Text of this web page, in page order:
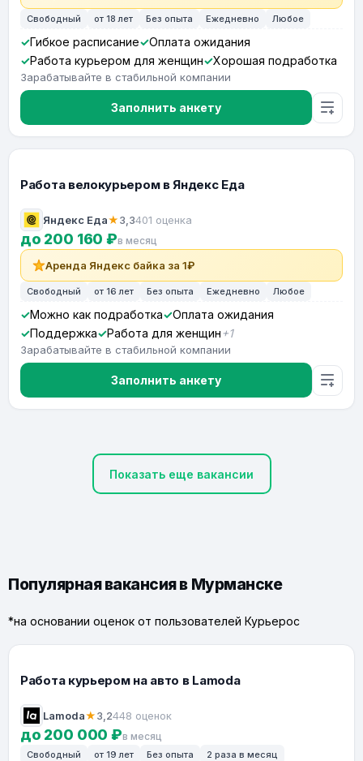
Свободный от 18 лет Без опыта Ежедневно Любое
Гибкое расписание
Оплата ожидания
Работа курьером для женщин
Хорошая подработка
Зарабатывайте в стабильной компании
Заполнить анкету
Работа велокурьером в Яндекс Еда
Яндекс Еда★3,3401 оценка
до 200 160 ₽в месяц
Аренда Яндекс байка за 1₽
Свободный от 16 лет Без опыта Ежедневно Любое
Можно как подработка
Оплата ожидания
Поддержка
Работа для женщин +1
Зарабатывайте в стабильной компании
Заполнить анкету
Показать еще вакансии
Популярная вакансия в Мурманске
*на основании оценок от пользователей Курьерос
Работа курьером на авто в Lamoda
Lamoda★3,2448 оценок
до 200 000 ₽в месяц
Свободный от 19 лет Без опыта
2 раза в месяц